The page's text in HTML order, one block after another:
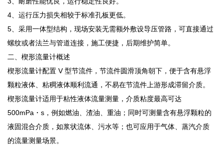
4、运行压力损失相较于标准孔板更低。
5、采用一体型结构，现场安装无需额外敷设导压管路，可直接通过
螺纹或者法兰与管道连接，施工便捷，后期维护简单。
二、楔形流量计概述
楔形流量计配置 V 型节流件，节流件圆滑顶角朝下，便于含有悬浮
颗粒液体、粘稠液体顺利流通，不易在节流件上游形成滞留介质。
楔形流量计适用于粘性液体流量测量，介质粘度最高可达
500mPa・s，例如燃油、渣油、重油；同时可测量含有悬浮颗粒的
液固混合介质，如浆状流体、污水等；也可应用于气体、蒸汽介质
的流量测量场景。